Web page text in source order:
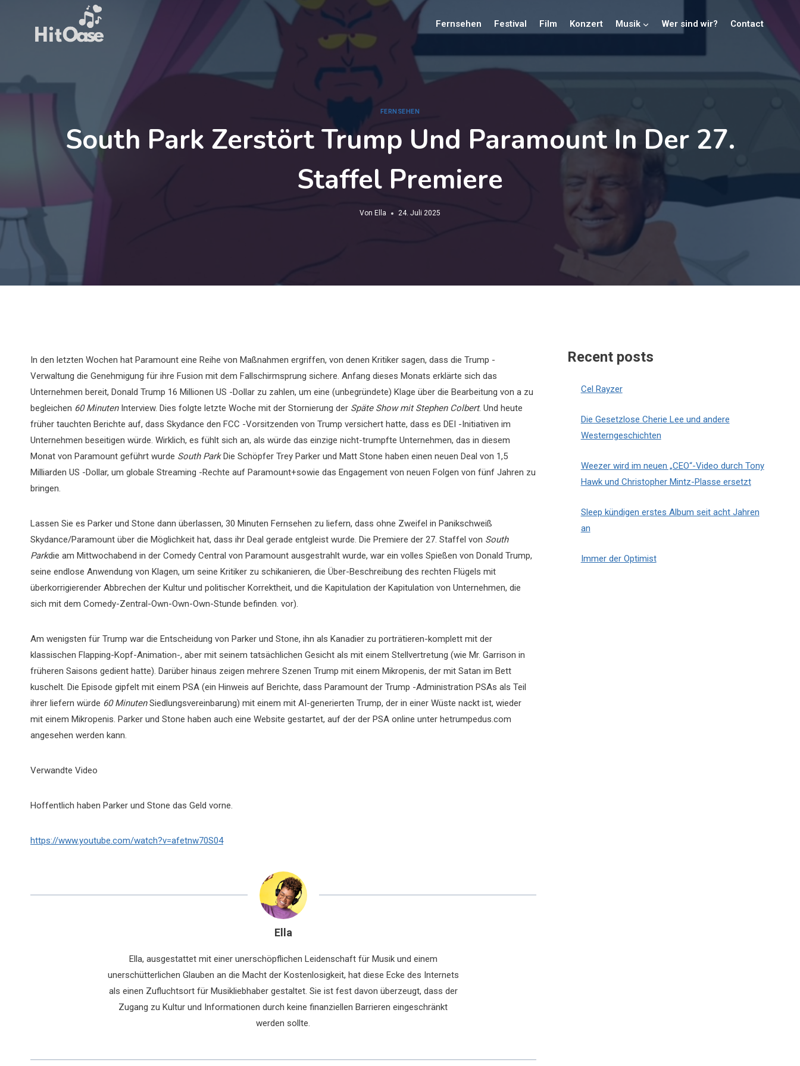
Fernsehen Festival Film Konzert Musik Wer sind wir? Contact
FERNSEHEN
South Park Zerstört Trump Und Paramount In Der 27.
Staffel Premiere
Von Ella 24. Juli 2025
In den letzten Wochen hat Paramount eine Reihe von Maßnahmen ergriffen, von denen Kritiker sagen, dass die Trump -
Verwaltung die Genehmigung für ihre Fusion mit dem Fallschirmsprung sichere. Anfang dieses Monats erklärte sich das
Unternehmen bereit, Donald Trump 16 Millionen US -Dollar zu zahlen, um eine (unbegründete) Klage über die Bearbeitung von a zu
begleichen 60 MinutenInterview. Dies folgte letzte Woche mit der Stornierung der Späte Show mit Stephen Colbert. Und heute
früher tauchten Berichte auf, dass Skydance den FCC -Vorsitzenden von Trump versichert hatte, dass es DEI -Initiativen im
Unternehmen beseitigen würde. Wirklich, es fühlt sich an, als würde das einzige nicht-trumpfte Unternehmen, das in diesem
Monat von Paramount geführt wurde South ParkDie Schöpfer Trey Parker und Matt Stone haben einen neuen Deal von 1,5
Milliarden US -Dollar, um globale Streaming -Rechte auf Paramount+sowie das Engagement von neuen Folgen von fünf Jahren zu
bringen.
Lassen Sie es Parker und Stone dann überlassen, 30 Minuten Fernsehen zu liefern, dass ohne Zweifel in Panikschweiß
Skydance/Paramount über die Möglichkeit hat, dass ihr Deal gerade entgleist wurde. Die Premiere der 27. Staffel von South
Parkdie am Mittwochabend in der Comedy Central von Paramount ausgestrahlt wurde, war ein volles Spießen von Donald Trump,
seine endlose Anwendung von Klagen, um seine Kritiker zu schikanieren, die Über-Beschreibung des rechten Flügels mit
überkorrigierender Abbrechen der Kultur und politischer Korrektheit, und die Kapitulation der Kapitulation von Unternehmen, die
sich mit dem Comedy-Zentral-Own-Own-Own-Stunde befinden. vor).
Am wenigsten für Trump war die Entscheidung von Parker und Stone, ihn als Kanadier zu porträtieren-komplett mit der
klassischen Flapping-Kopf-Animation-, aber mit seinem tatsächlichen Gesicht als mit einem Stellvertretung (wie Mr. Garrison in
früheren Saisons gedient hatte). Darüber hinaus zeigen mehrere Szenen Trump mit einem Mikropenis, der mit Satan im Bett
kuschelt. Die Episode gipfelt mit einem PSA (ein Hinweis auf Berichte, dass Paramount der Trump -Administration PSAs als Teil
ihrer liefern würde 60 MinutenSiedlungsvereinbarung) mit einem mit AI-generierten Trump, der in einer Wüste nackt ist, wieder
mit einem Mikropenis. Parker und Stone haben auch eine Website gestartet, auf der der PSA online unter hetrumpedus.com
angesehen werden kann.
Verwandte Video
Hoffentlich haben Parker und Stone das Geld vorne.
https://www.youtube.com/watch?v=afetnw70S04
Ella
Ella, ausgestattet mit einer unerschöpflichen Leidenschaft für Musik und einem
unerschütterlichen Glauben an die Macht der Kostenlosigkeit, hat diese Ecke des Internets
als einen Zufluchtsort für Musikliebhaber gestaltet. Sie ist fest davon überzeugt, dass der
Zugang zu Kultur und Informationen durch keine finanziellen Barrieren eingeschränkt
werden sollte.
Recent posts
Cel Rayzer
Die Gesetzlose Cherie Lee und andere
Westerngeschichten
Weezer wird im neuen „CEO“-Video durch Tony
Hawk und Christopher Mintz-Plasse ersetzt
Sleep kündigen erstes Album seit acht Jahren
an
Immer der Optimist